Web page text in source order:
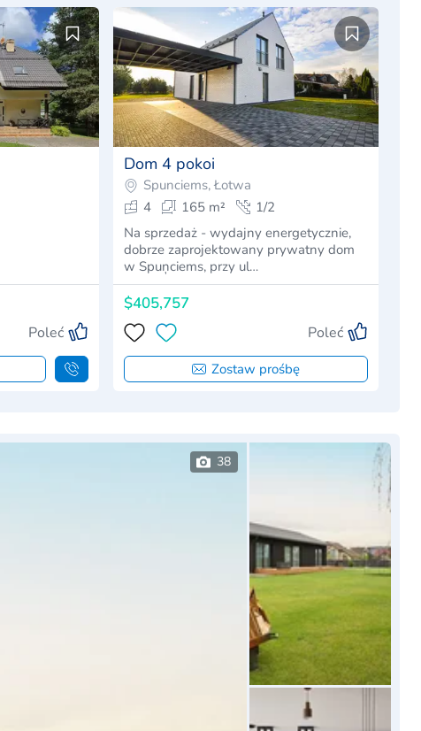
Poleć
Dom 4 pokoi
Spunciems, Łotwa
4
165 m²
1/2
Na sprzedaż - wydajny energetycznie,
dobrze zaprojektowany prywatny dom
w Spuņciems, przy ul…
$405,757
Poleć
Zostaw prośbę
38